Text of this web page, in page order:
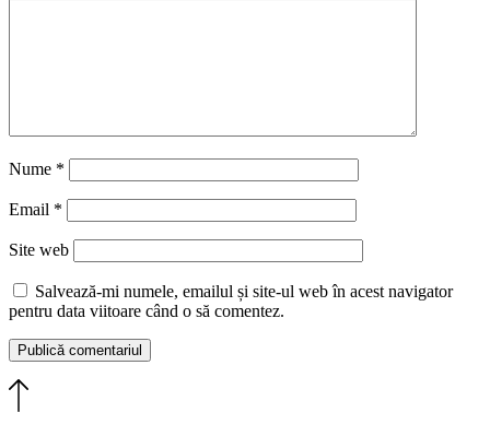
Nume *
Email *
Site web
Salvează-mi numele, emailul și site-ul web în acest navigator
pentru data viitoare când o să comentez.